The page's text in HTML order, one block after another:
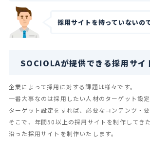
採用サイトを持っていないの
SOCIOLAが提供できる採用サイ
企業によって採用に対する課題は様々です。
一番大事なのは採用したい人材のターゲット設定
ターゲット設定をすれば、必要なコンテンツ・要
そこで、年間50以上の採用サイトを制作してき
沿った採用サイトを制作いたします。